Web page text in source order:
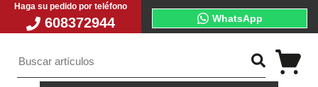
Haga su pedido por teléfono
608372944 WhatsApp